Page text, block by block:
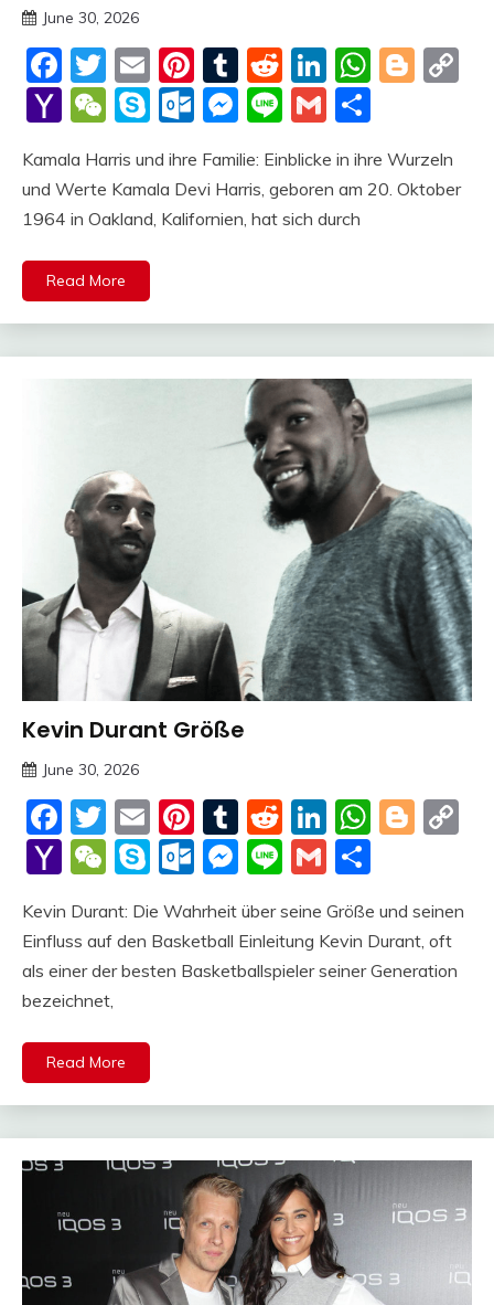
June 30, 2026
Meme
Facebook
Twitter
EmailPinterest
Tumblr
Reddit
LinkedIn
Yahoo
WeChat
SkypeOutlook.com
Messenger
LineGmail
Kamala Harris und ihre Familie: Einblicke in ihre Wurzeln
und Werte Kamala Devi Harris, geboren am 20. Oktober
1964 in Oakland, Kalifornien, hat sich durch
Read More
Trends
Kevin Durant Größe
June 30, 2026
Meme
Facebook
Twitter
EmailPinterest
Tumblr
Reddit
LinkedIn
Yahoo
WeChat
SkypeOutlook.com
Messenger
LineGmail
Kevin Durant: Die Wahrheit über seine Größe und seinen
Einfluss auf den Basketball Einleitung Kevin Durant, oft
als einer der besten Basketballspieler seiner Generation
bezeichnet,
Read More